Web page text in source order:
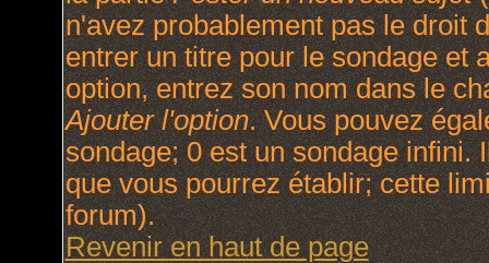
n'avez probablement pas le droit
entrer un titre pour le sondage et
option, entrez son nom dans le
Ajouter l'option. Vous pouvez
sondage; 0 est un sondage infini.
que vous pourrez établir; cette
forum).
Revenir en haut de page